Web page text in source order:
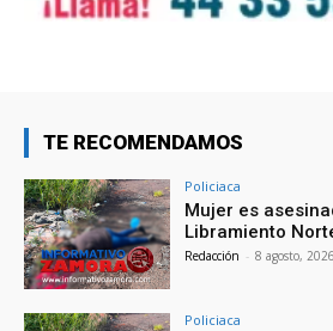
TE RECOMENDAMOS
Policiaca
Mujer es
Libramiento
Redacción - 8 agosto, 2026
Policiaca